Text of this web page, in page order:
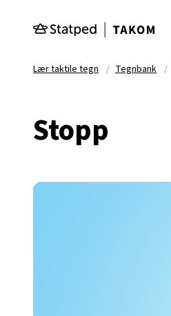
Lær taktile tegn Tegnbank
Stopp